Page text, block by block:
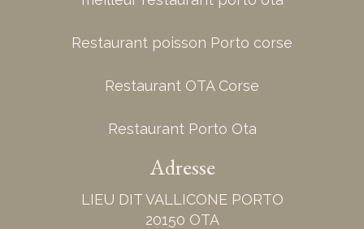
Restaurant poisson Porto corse
Restaurant OTA Corse
Restaurant Porto Ota
Adresse
LIEU DIT VALLICONE PORTO
20150 OTA